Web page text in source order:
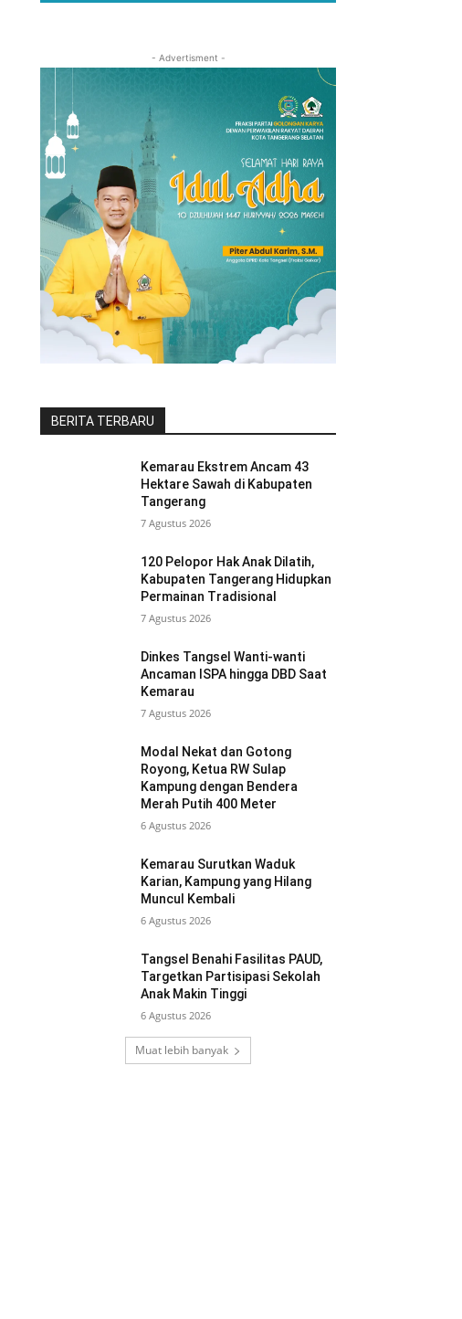
- Advertisment -
BERITA TERBARU
Kemarau Ekstrem Ancam 43
Hektare Sawah di Kabupaten
Tangerang
7 Agustus 2026
120 Pelopor Hak Anak Dilatih,
Kabupaten Tangerang Hidupkan
Permainan Tradisional
7 Agustus 2026
Dinkes Tangsel Wanti-wanti
Ancaman ISPA hingga DBD Saat
Kemarau
7 Agustus 2026
Modal Nekat dan Gotong
Royong, Ketua RW Sulap
Kampung dengan Bendera
Merah Putih 400 Meter
6 Agustus 2026
Kemarau Surutkan Waduk
Karian, Kampung yang Hilang
Muncul Kembali
6 Agustus 2026
Tangsel Benahi Fasilitas PAUD,
Targetkan Partisipasi Sekolah
Anak Makin Tinggi
6 Agustus 2026
Muat lebih banyak